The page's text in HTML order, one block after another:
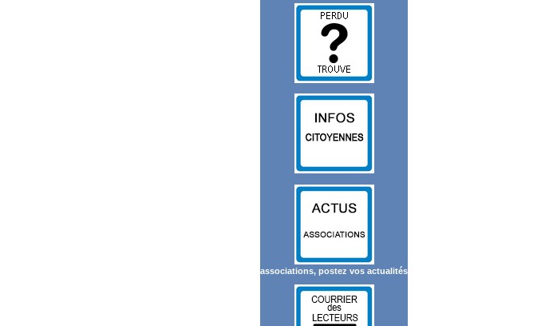
associations, postez vos actualités